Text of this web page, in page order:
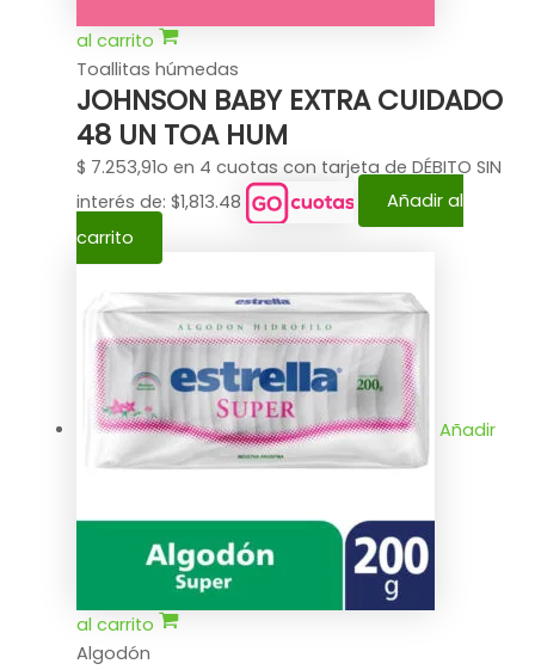
al carrito
Toallitas húmedas
JOHNSON BABY EXTRA CUIDADO
48 UN TOA HUM
$ 7.253,91o en 4 cuotas con tarjeta de DÉBITO SIN
interés de: $1,813.48
Añadir al
carrito
Añadir
al carrito
Algodón